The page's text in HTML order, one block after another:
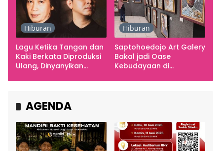
Hiburan
Lagu Ketika Tangan dan
Kaki Berkata Diproduksi
Ulang, Dinyanyikan
Hiburan
Saptohoedojo Art Galery
Bakal jadi Oase
Kebudayaan di
AGENDA